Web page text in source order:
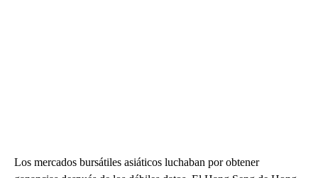
Los mercados bursátiles asiáticos luchaban por obtener